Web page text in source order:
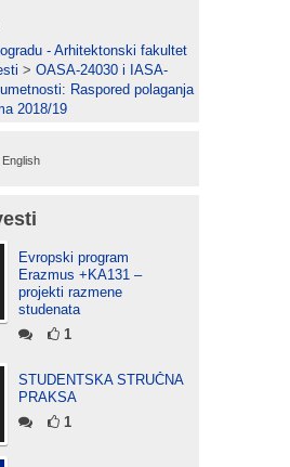
- Arhitektonski fakultet
> OASA-24030 i IASA-
Raspored polaganja
2018/19
English
Evropski program
Erazmus +KA131 –
projekti razmene
studenata
1
STUDENTSKA STRUČNA
PRAKSA
1